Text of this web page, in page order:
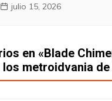
julio 15, 2026
en «Blade
metroidvania de